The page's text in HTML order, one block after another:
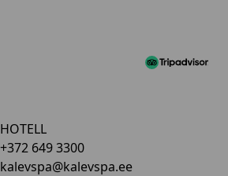
HOTELL
+372 649 3300
kalevspa@kalevspa.ee